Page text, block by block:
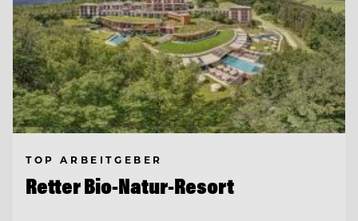
TOP ARBEITGEBER
Retter Bio-Natur-Resort